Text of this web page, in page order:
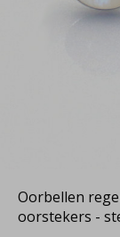
Oorbellen
oorstekers -